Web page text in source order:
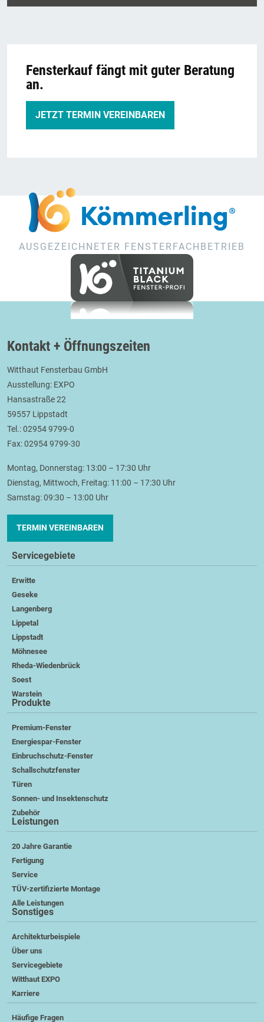
Fensterkauf fängt mit guter Beratung
an.
JETZT TERMIN VEREINBAREN
AUSGEZEICHNETER FENSTERFACHBETRIEB
Kontakt + Öffnungszeiten
Witthaut Fensterbau GmbH
Ausstellung: EXPO
Hansastraße 22
59557 Lippstadt
Tel.: 02954 9799-0
Fax: 02954 9799-30
Montag, Donnerstag: 13:00 – 17:30 Uhr
Dienstag, Mittwoch, Freitag: 11:00 – 17:30 Uhr
Samstag: 09:30 – 13:00 Uhr
TERMIN VEREINBAREN
Servicegebiete
Erwitte
Geseke
Langenberg
Lippetal
Lippstadt
Möhnesee
Rheda-Wiedenbrück
Soest
Warstein
Produkte
Premium-Fenster
Energiespar-Fenster
Einbruchschutz-Fenster
Schallschutzfenster
Türen
Sonnen- und Insektenschutz
Zubehör
Leistungen
20 Jahre Garantie
Fertigung
Service
TÜV-zertifizierte Montage
Alle Leistungen
Sonstiges
Architekturbeispiele
Über uns
Servicegebiete
Witthaut EXPO
Karriere
Häufige Fragen